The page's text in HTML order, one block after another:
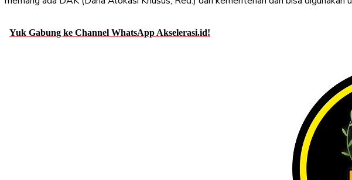
Yuk Gabung ke Channel WhatsApp Akselerasi.id!